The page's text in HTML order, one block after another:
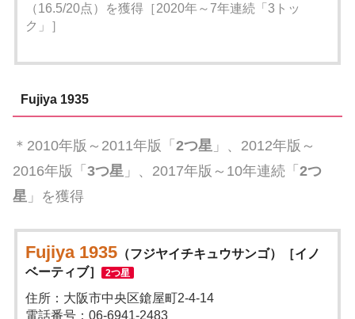
（16.5/20点）を獲得［2020年～7年連続「3トッ
ク」］
Fujiya 1935
＊2010年版～2011年版「 2つ星 」、2012年版～
2016年版「 3つ星 」、2017年版～10年連続「 2つ
星 」を獲得
Fujiya 1935 （フジヤイチキュウサンゴ）［イノ
ベーティブ］ 2つ星
住所：大阪市中央区鎗屋町2-4-14
電話番号：06-6941-2483